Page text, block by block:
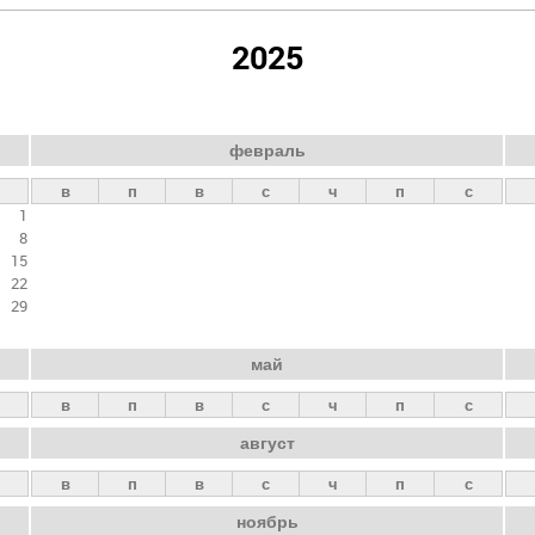
2025
1
8
15
22
29
февраль
в п в с ч п с
май
в п в с ч п с
август
в п в с ч п с
ноябрь